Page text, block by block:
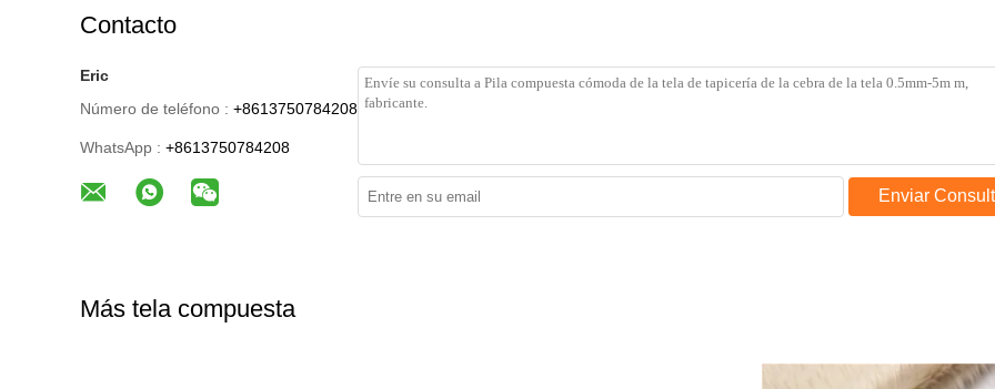
Contacto
Eric
Número de teléfono : +8613750784208
WhatsApp : +8613750784208
Enviar
Más tela compuesta